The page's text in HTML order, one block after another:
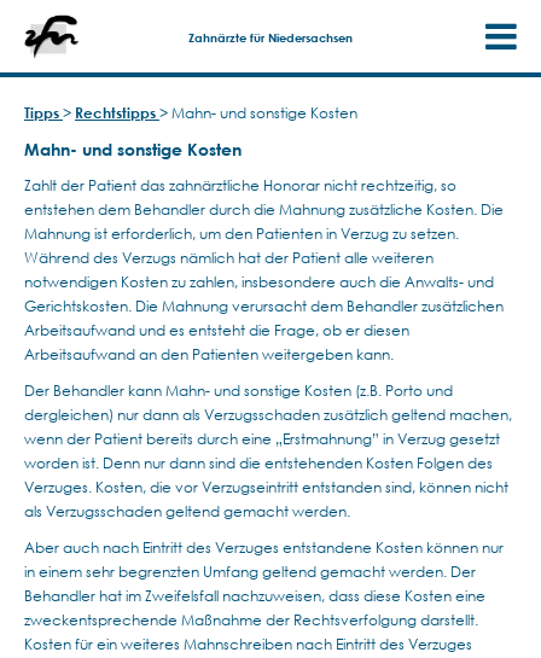
Zahnärzte für Niedersachsen
Tipps > Rechtstipps > Mahn- und sonstige Kosten
Mahn- und sonstige Kosten
Zahlt der Patient das zahnärztliche Honorar nicht rechtzeitig, so
entstehen dem Behandler durch die Mahnung zusätzliche Kosten. Die
Mahnung ist erforderlich, um den Patienten in Verzug zu setzen.
Während des Verzugs nämlich hat der Patient alle weiteren
notwendigen Kosten zu zahlen, insbesondere auch die Anwalts- und
Gerichtskosten. Die Mahnung verursacht dem Behandler zusätzlichen
Arbeitsaufwand und es entsteht die Frage, ob er diesen
Arbeitsaufwand an den Patienten weitergeben kann.
Der Behandler kann Mahn- und sonstige Kosten (z.B. Porto und
dergleichen) nur dann als Verzugsschaden zusätzlich geltend machen,
wenn der Patient bereits durch eine „Erstmahnung” in Verzug gesetzt
worden ist. Denn nur dann sind die entstehenden Kosten Folgen des
Verzuges. Kosten, die vor Verzugseintritt entstanden sind, können nicht
als Verzugsschaden geltend gemacht werden.
Aber auch nach Eintritt des Verzuges entstandene Kosten können nur
in einem sehr begrenzten Umfang geltend gemacht werden. Der
Behandler hat im Zweifelsfall nachzuweisen, dass diese Kosten eine
zweckentsprechende Maßnahme der Rechtsverfolgung darstellt.
Kosten für ein weiteres Mahnschreiben nach Eintritt des Verzuges